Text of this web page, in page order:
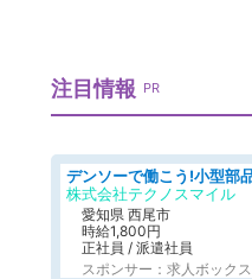
注目情報 PR
株式会社テクノスマイル
愛知県 西尾市
時給1,800円
正社員 / 派遣社員
スポンサー：求人ボックス